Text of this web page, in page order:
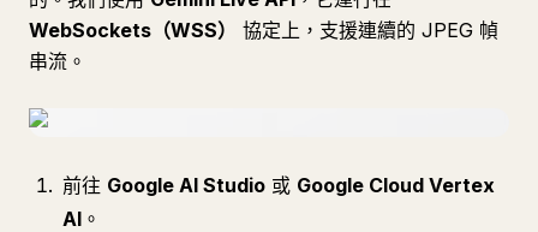
WebSockets（WSS）
協定上，支援連續的 JPEG 幀
串流。
前往 Google AI Studio 或 Google Cloud Vertex
AI 。